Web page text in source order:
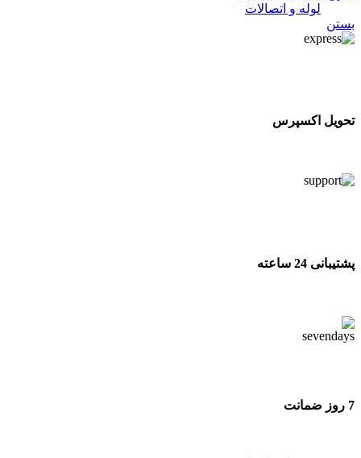
لوله و اتصالات
بستن
تحویل اکسپرس
پشتیبانی 24 ساعته
7 روز ضمانت